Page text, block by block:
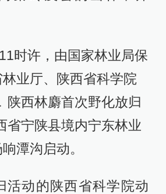
时许，由国家林业局保
业厅、陕西省科学院
陕西林麝首次野化放归
省宁陕县境内宁东林业
潭沟启动。
活动的陕西省科学院动